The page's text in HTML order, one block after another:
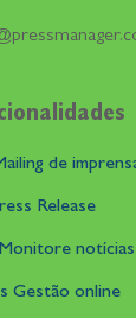
de
Release
notícias
Gestão online